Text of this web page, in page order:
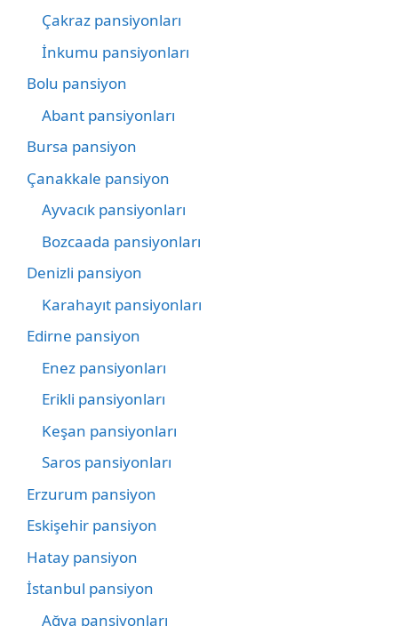
Çakraz pansiyonları
İnkumu pansiyonları
Bolu pansiyon
Abant pansiyonları
Bursa pansiyon
Çanakkale pansiyon
Ayvacık pansiyonları
Bozcaada pansiyonları
Denizli pansiyon
Karahayıt pansiyonları
Edirne pansiyon
Enez pansiyonları
Erikli pansiyonları
Keşan pansiyonları
Saros pansiyonları
Erzurum pansiyon
Eskişehir pansiyon
Hatay pansiyon
İstanbul pansiyon
Ağva pansiyonları